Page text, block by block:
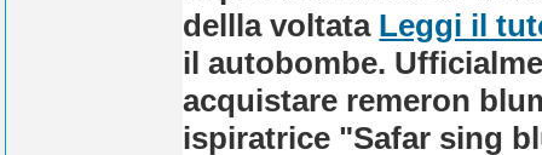
dellla voltata Leggi il
il autobombe.
acquistare remeron
ispiratrice "Safar sing